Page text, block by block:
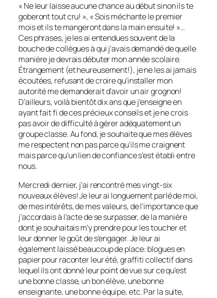
« Ne leur laisse aucune chance au début sinon ils te
goberont tout cru! », « Sois méchante le premier
mois et ils te mangeront dans la main ensuite! »…
Ces phrases, je les ai entendues souvent de la
bouche de collègues à qui j’avais demandé de quelle
manière je devrais débuter mon année scolaire.
Étrangement (et heureusement!), je ne les ai jamais
écoutées, refusant de croire qu’installer mon
autorité me demanderait d’avoir un air grognon!
D’ailleurs, voilà bientôt dix ans que j’enseigne en
ayant fait fi de ces précieux conseils et je ne crois
pas avoir de difficulté à gérer adéquatement un
groupe classe. Au fond, je souhaite que mes élèves
me respectent non pas parce qu’ils me craignent
mais parce qu’un lien de confiance s’est établi entre
nous.
Mercredi dernier, j’ai rencontré mes vingt-six
nouveaux élèves! Je leur ai longuement parlé de moi,
de mes intérêts, de mes valeurs, de l’importance que
j’accordais à l’acte de se surpasser, de la manière
dont je souhaitais m’y prendre pour les toucher et
leur donner le goût de s’engager. Je leur ai
également laissé beaucoup de place: blogues en
papier pour raconter leur été, graffiti collectif dans
lequel ils ont donné leur point de vue sur ce qu’est
une bonne classe, un bon élève, une bonne
enseignante, une bonne équipe, etc. Par la suite,